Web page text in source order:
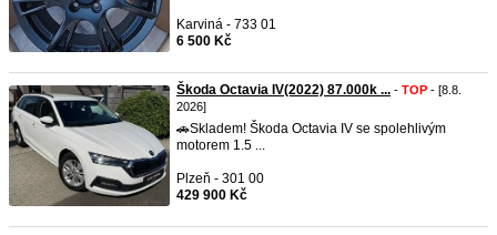
Karviná - 733 01
6 500 Kč
Škoda Octavia IV(2022) 87.000k ... - TOP - [8.8.
2026]
🚗Skladem! Škoda Octavia IV se spolehlivým
motorem 1.5 ...
Plzeň - 301 00
429 900 Kč